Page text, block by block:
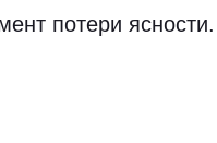
потери ясности.